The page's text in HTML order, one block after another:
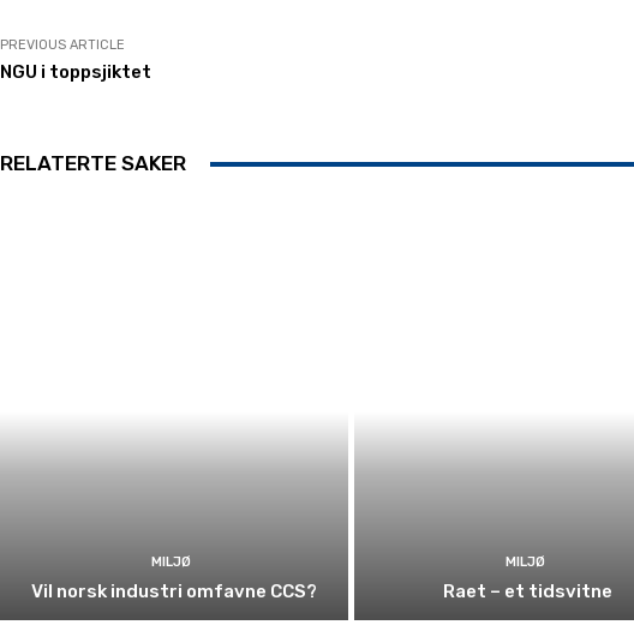
PREVIOUS ARTICLE
NGU i toppsjiktet
RELATERTE SAKER
MILJØ
Vil norsk industri omfavne CCS?
MILJØ
Raet – et tidsvitne